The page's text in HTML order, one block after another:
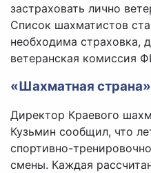
застраховать лично
Список шахматистов
необходима страховка,
ветеранская комиссия
«Шахматная страна»
Директор Краевого
Кузьмин сообщил, что
спортивно-
смены. Каждая